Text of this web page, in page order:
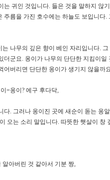
는 귀인 것입니다. 들은 것을 말하지 않
주름을 가진 호수에는 하늘도 보입니다.
는 나무의 깊은 향이 베인 자리입니다.
더군요. 옹이가 나무의 단단한 지킴이일
어버리면 단단한 옹이가 생기지 않을까
=옹이? 에구 후다닥,
다. 그러나 옹이진 곳에 새순이 돋는 옹
오는 소리 말입니다. 따뜻한 햇살이 창
알아버린 것 같아서 기분 짱,